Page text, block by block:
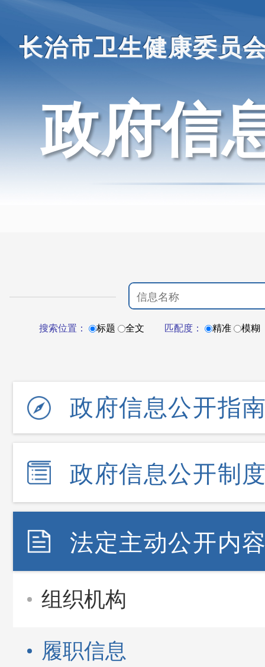
长治市卫生健康委员
政府信
搜索位置： 标题 全文 匹配度： 精准 模糊
政府信息公开指
政府信息公开制
法定主动公开内
组织机构
履职信息